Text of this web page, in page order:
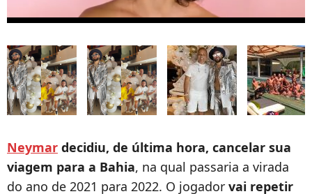
Neymar decidiu, de última hora, cancelar sua
viagem para a Bahia, na qual passaria a virada
do ano de 2021 para 2022. O jogador vai repetir